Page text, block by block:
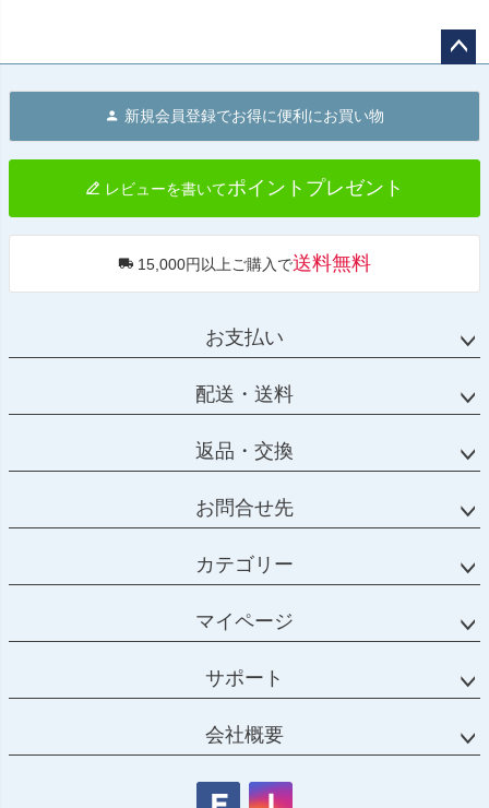
へ
新規会員登録でお得に便利にお買い物
レビューを書いてポイントプレゼント
15,000円以上ご購入で送料無料
お支払い
配送・送料
返品・交換
お問合せ先
カテゴリー
マイページ
サポート
会社概要